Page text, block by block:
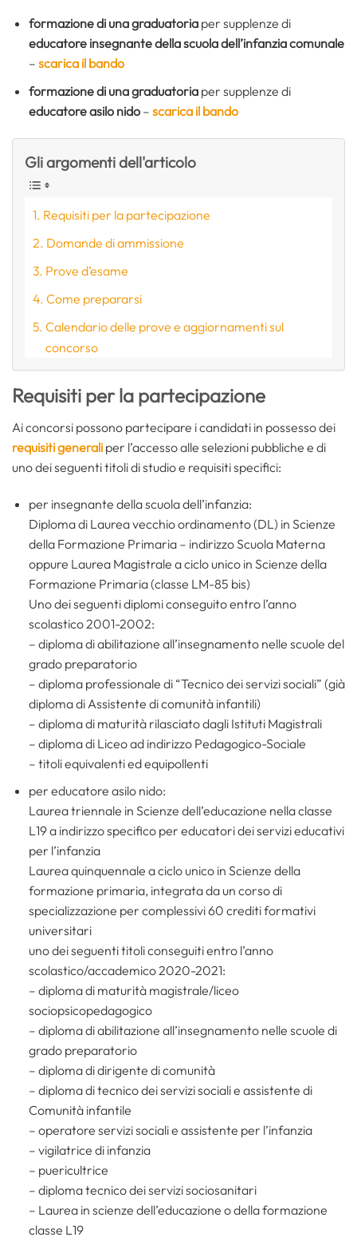
formazione di una graduatoriaper supplenze di
educatore insegnante della scuola dell’infanzia comunale
– scarica il bando
formazione di una graduatoriaper supplenze di
educatore asilo nido– scarica il bando
Gli argomenti dell'articolo
Requisiti per la partecipazione
Domande di ammissione
Prove d’esame
Come prepararsi
Calendario delle prove e aggiornamenti sul
concorso
Requisiti per la partecipazione
Ai concorsi possono partecipare i candidati in possesso dei
requisiti generali per l’accesso alle selezioni pubbliche e di
uno dei seguenti titoli di studio e requisiti specifici:
per insegnante della scuola dell’infanzia:
Diploma di Laurea vecchio ordinamento (DL) in Scienze
della Formazione Primaria – indirizzo Scuola Materna
oppure Laurea Magistrale a ciclo unico in Scienze della
Formazione Primaria (classe LM-85 bis)
Uno dei seguenti diplomi conseguito entro l’anno
scolastico 2001-2002:
– diploma di abilitazione all’insegnamento nelle scuole del
grado preparatorio
– diploma professionale di “Tecnico dei servizi sociali” (già
diploma di Assistente di comunità infantili)
– diploma di maturità rilasciato dagli Istituti Magistrali
– diploma di Liceo ad indirizzo Pedagogico-Sociale
– titoli equivalenti ed equipollenti
per educatore asilo nido:
Laurea triennale in Scienze dell’educazione nella classe
L19 a indirizzo specifico per educatori dei servizi educativi
per l’infanzia
Laurea quinquennale a ciclo unico in Scienze della
formazione primaria, integrata da un corso di
specializzazione per complessivi 60 crediti formativi
universitari
uno dei seguenti titoli conseguiti entro l’anno
scolastico/accademico 2020-2021:
– diploma di maturità magistrale/liceo
sociopsicopedagogico
– diploma di abilitazione all’insegnamento nelle scuole di
grado preparatorio
– diploma di dirigente di comunità
– diploma di tecnico dei servizi sociali e assistente di
Comunità infantile
– operatore servizi sociali e assistente per l’infanzia
– vigilatrice di infanzia
– puericultrice
– diploma tecnico dei servizi sociosanitari
– Laurea in scienze dell’educazione o della formazione
classe L19